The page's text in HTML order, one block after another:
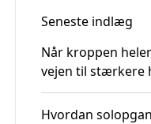
Seneste indlæg
Når kroppen
vejen til stærkere
Hvordan